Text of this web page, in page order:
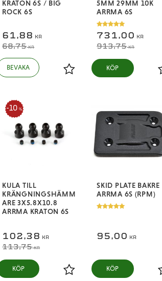
KRATON 6S / BIG
ROCK 6S
61,88 KR
68,75KR
Lägg till i favoriter
5MM 29MM 10K
ARRMA 6S
731,00 KR
913,75KR
KÖP
KULA TILL
KRÄNGNINGSHÄMM
ARE 3X5.8X10.8
ARRMA KRATON 6S
102,38 KR
113,75KR
10 %
Lägg till i favoriter
KÖP
SKID PLATE BAKRE
ARRMA 6S (RPM)
95,00 KR
KÖP